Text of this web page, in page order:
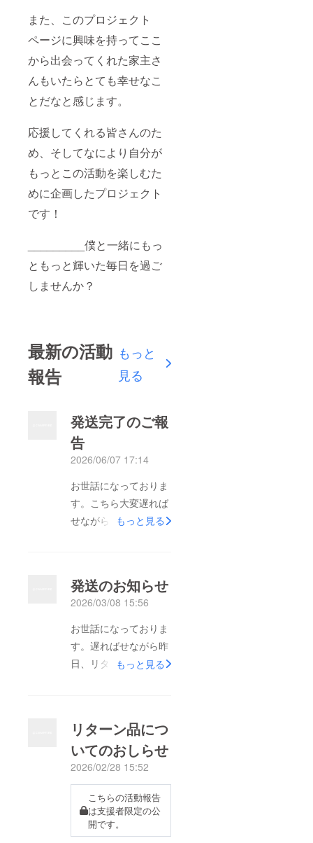
また、このプロジェクト
ページに興味を持ってここ
から出会ってくれた家主さ
んもいたらとても幸せなこ
とだなと感じます。
応援してくれる皆さんのた
め、そしてなにより自分が
もっとこの活動を楽しむた
めに企画したプロジェクト
です！
_________僕と一緒にもっ
ともっと輝いた毎日を過ご
しませんか？
最新の活動
報告
もっと
見る
発送完了のご報
告
2026/06/07 17:14
お世話になっておりま
す。こちら大変遅れば
せながら、希望者様へ
度はご支援いただき誠
にありがとうございま
した。また、リターン
品につきまして対応が
遅れたりとご迷惑をお
がないよう心がけて活
動していきますので応
援いただける方は応援
していただけますと幸
いです。改めましてこ
の度はありがとうござ
いました！
もっと見る
発送のお知らせ
2026/03/08 15:56
お世話になっておりま
す。遅ればせながら昨
日、リターン品の有無
間お待ちいただき申し
訳ございません。到着
まで今しばらくお待ち
ください。
もっと見る
リターン品につ
いてのおしらせ
2026/02/28 15:52
こちらの活動報告
は支援者限定の公
開です。